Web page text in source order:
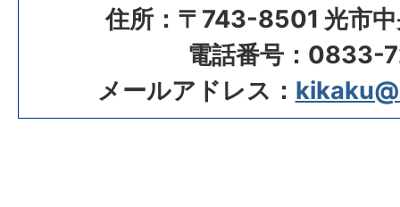
住所：〒743-8501 光市中
電話番号：0833-
メールアドレス：